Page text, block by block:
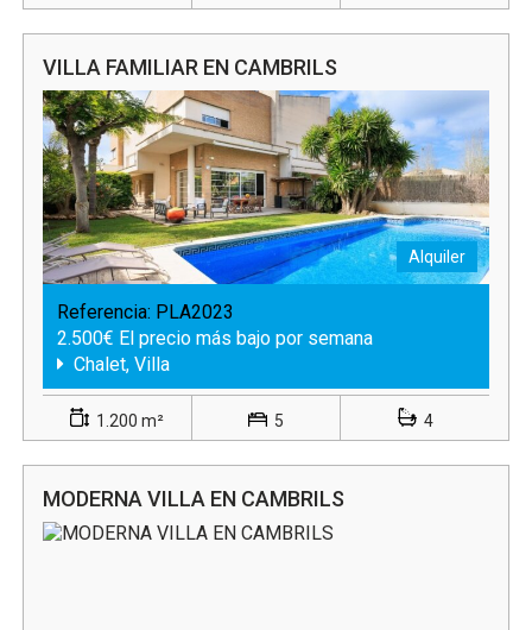
VILLA FAMILIAR EN CAMBRILS
Alquiler
Referencia: PLA2023
2.500€ El precio más bajo por semana
Chalet, Villa
1.200 m² 5 4
MODERNA VILLA EN CAMBRILS